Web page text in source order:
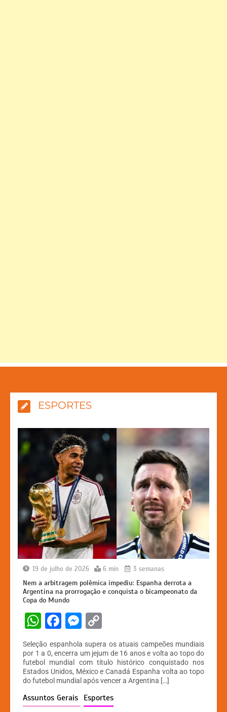
ESPORTES
19 de julho de 2026 6 min 3 semanas
Nem a arbitragem polêmica impediu: Espanha derrota a
Argentina na prorrogação e conquista o bicampeonato da
Copa do Mundo
W
h
at
s
A
p
F
a
c
e
b
o
M
s
s
e
n
p
y
Li
n
Seleção espanhola supera os atuais campeões mundiais
por 1 a 0, encerra um jejum de 16 anos e volta ao topo do
futebol mundial com título histórico conquistado nos
Estados Unidos, México e Canadá Espanha volta ao topo
do futebol mundial após vencer a Argentina […]
Assuntos Gerais Esportes